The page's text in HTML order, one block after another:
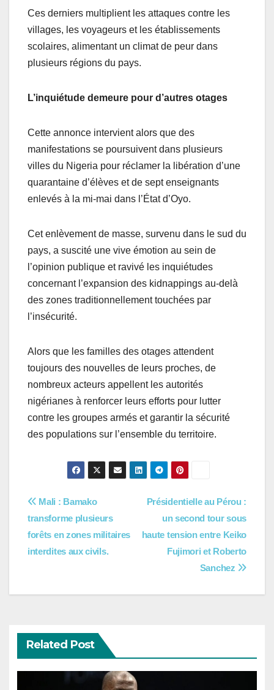
Ces derniers multiplient les attaques contre les
villages, les voyageurs et les établissements
scolaires, alimentant un climat de peur dans
plusieurs régions du pays.
L’inquiétude demeure pour d’autres otages
Cette annonce intervient alors que des
manifestations se poursuivent dans plusieurs
villes du Nigeria pour réclamer la libération d’une
quarantaine d’élèves et de sept enseignants
enlevés à la mi-mai dans l’État d’Oyo.
Cet enlèvement de masse, survenu dans le sud du
pays, a suscité une vive émotion au sein de
l’opinion publique et ravivé les inquiétudes
concernant l’expansion des kidnappings au-delà
des zones traditionnellement touchées par
l’insécurité.
Alors que les familles des otages attendent
toujours des nouvelles de leurs proches, de
nombreux acteurs appellent les autorités
nigérianes à renforcer leurs efforts pour lutter
contre les groupes armés et garantir la sécurité
des populations sur l’ensemble du territoire.
Navigation
de
l’article
Présidentielle au Pérou :
un second tour sous
haute tension entre Keiko
Fujimori et Roberto
Sanchez
Mali : Bamako
transforme plusieurs
forêts en zones militaires
interdites aux civils.
Related Post